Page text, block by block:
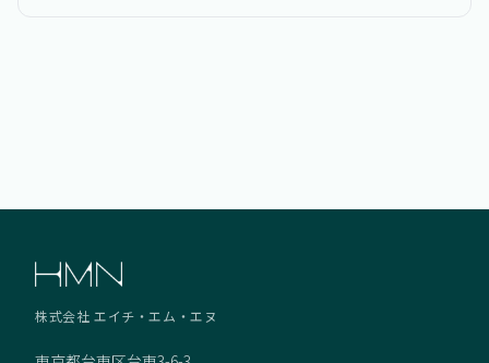
株式会社 エイチ・エム・エヌ